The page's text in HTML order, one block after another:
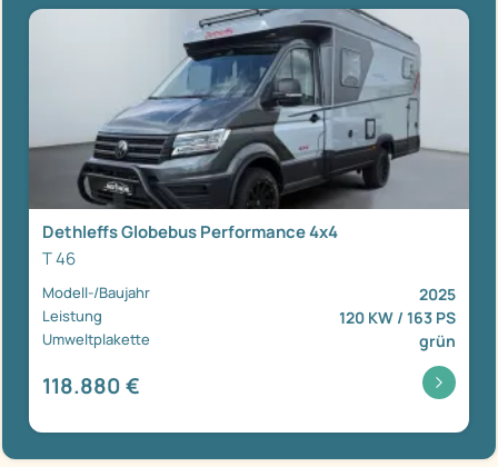
Dethleffs Globebus Performance 4x4
T 46
Modell-/Baujahr 2025
Leistung 120 KW / 163 PS
Umweltplakette grün
118.880 €